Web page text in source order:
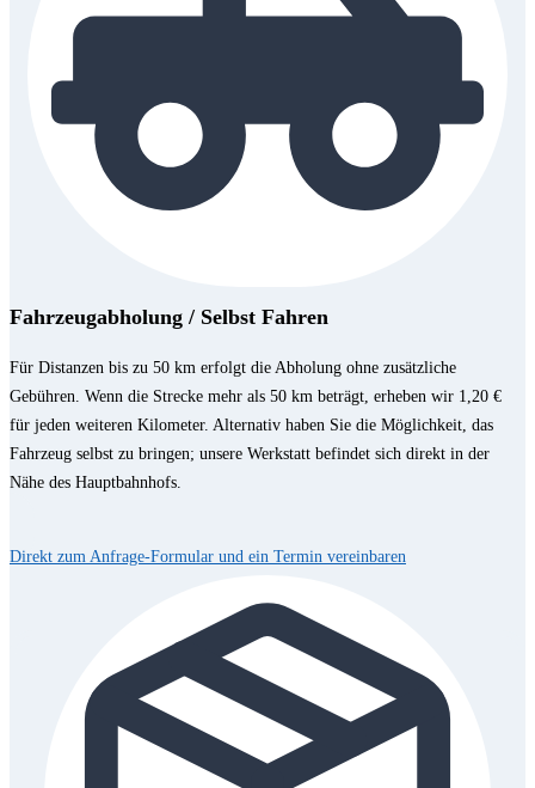
Fahrzeugabholung / Selbst Fahren
Für Distanzen bis zu 50 km erfolgt die Abholung ohne zusätzliche
Gebühren. Wenn die Strecke mehr als 50 km beträgt, erheben wir 1,20 €
für jeden weiteren Kilometer. Alternativ haben Sie die Möglichkeit, das
Fahrzeug selbst zu bringen; unsere Werkstatt befindet sich direkt in der
Nähe des Hauptbahnhofs.
Direkt zum Anfrage-Formular und ein Termin vereinbaren